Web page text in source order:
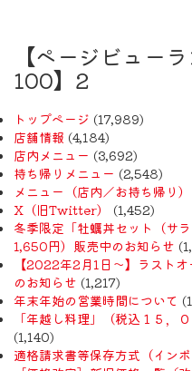
【ページビュー
100】2
トップページ (17,989)
店舗情報 (4,184)
店内メニュー (3,692)
持ち帰りメニュー (2,548)
メニュー（店内／お持ち帰り）
X（旧Twitter）
(1,452)
冬季限定「牡蠣丼セット（サ
1,650円）販売中のお知らせ
【2022年2月1日〜】ラスト
のお知らせ (1,217)
年末年始の営業時間について
「年越し料理」（税込１５，
(1,140)
適格請求書等保存方式（イン